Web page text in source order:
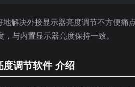
地解决外接显示器亮度调节不方便
与内置显示器亮度保持一致。
调节软件 介绍